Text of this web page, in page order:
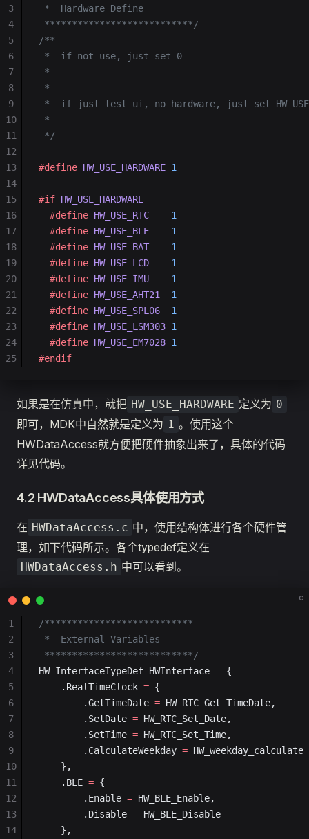
*  Hardware Define
***************************/
/**
*  if not use, just set 0
*
*
*  if just test ui, no hardware, just set
*
*/
#define HW_USE_HARDWARE 1
#if HW_USE_HARDWARE
  #define
HW_USE_RTC
    1
  #define
HW_USE_BLE
    1
  #define
HW_USE_BAT
    1
  #define
HW_USE_LCD
    1
  #define
HW_USE_IMU
    1
  #define
HW_USE_AHT21
  1
  #define
HW_USE_SPL06
  1
  #define
HW_USE_LSM303 1
  #define
HW_USE_EM7028 1
#endif
3
4
5
6
7
8
9
10
11
12
13
14
15
16
17
18
19
20
21
22
23
24
25
如果是在仿真中，就把 HW_USE_HARDWARE 定义为 0
即可，MDK中自然就是定义为 1 。使用这个
HWDataAccess就方便把硬件抽象出来了，具体的代码
详见代码。
4.2 HWDataAccess具体使用方式
在 HWDataAccess.c 中，使用结构体进行各个硬件管
理，如下代码所示。各个typedef定义在
HWDataAccess.h 中可以看到。
c
/***************************
*  External Variables
***************************/
HW_InterfaceTypeDef HWInterface = {
    .RealTimeClock
= {
        .GetTimeDate
= HW_RTC_Get_TimeDate,
        .SetDate
= HW_RTC_Set_Date,
        .SetTime
= HW_RTC_Set_Time,
        .CalculateWeekday
= HW_weekday_calculate
    },
    .BLE
= {
        .Enable
= HW_BLE_Enable,
        .Disable
= HW_BLE_Disable
    },
1
2
3
4
5
6
7
8
9
10
11
12
13
14